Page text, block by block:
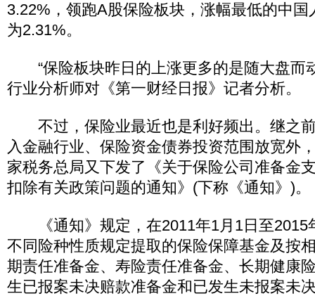
3.22%，领跑A股保险板块，涨幅最低的中国
为2.31%。
“保险板块昨日的上涨更多的是随大盘而
行业分析师对《第一财经日报》记者分析。
不过，保险业最近也是利好频出。继之
入金融行业、保险资金债券投资范围放宽外
家税务总局又下发了《关于保险公司准备金
扣除有关政策问题的通知》(下称《通知》)。
《通知》规定，在2011年1月1日至2015
不同险种性质规定提取的保险保障基金及按
期责任准备金、寿险责任准备金、长期健康
生已报案未决赔款准备金和已发生未报案未